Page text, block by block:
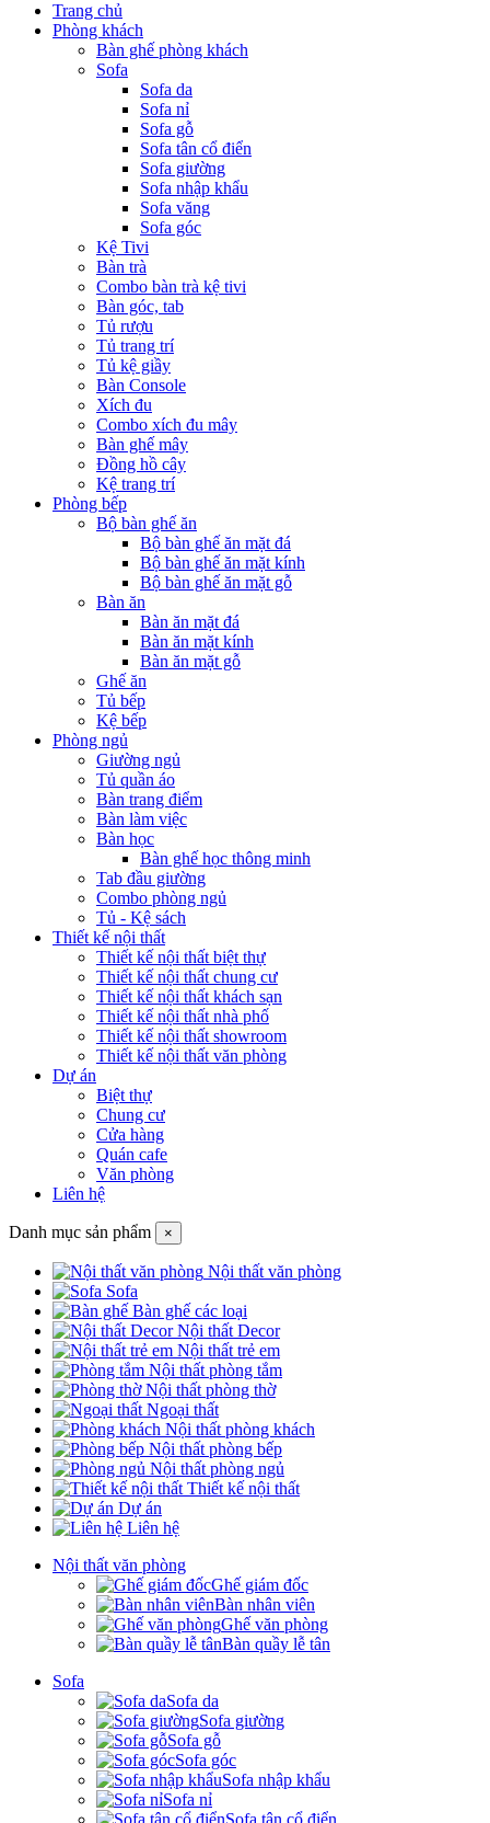
Trang chủ
Phòng khách
Bàn ghế phòng khách
Sofa
Sofa da
Sofa nỉ
Sofa gỗ
Sofa tân cổ điển
Sofa giường
Sofa nhập khẩu
Sofa văng
Sofa góc
Kệ Tivi
Bàn trà
Combo bàn trà kệ tivi
Bàn góc, tab
Tủ rượu
Tủ trang trí
Tủ kệ giầy
Bàn Console
Xích đu
Combo xích đu mây
Bàn ghế mây
Đồng hồ cây
Kệ trang trí
Phòng bếp
Bộ bàn ghế ăn
Bộ bàn ghế ăn mặt đá
Bộ bàn ghế ăn mặt kính
Bộ bàn ghế ăn mặt gỗ
Bàn ăn
Bàn ăn mặt đá
Bàn ăn mặt kính
Bàn ăn mặt gỗ
Ghế ăn
Tủ bếp
Kệ bếp
Phòng ngủ
Giường ngủ
Tủ quần áo
Bàn trang điểm
Bàn làm việc
Bàn học
Bàn ghế học thông minh
Tab đầu giường
Combo phòng ngủ
Tủ - Kệ sách
Thiết kế nội thất
Thiết kế nội thất biệt thự
Thiết kế nội thất chung cư
Thiết kế nội thất khách sạn
Thiết kế nội thất nhà phố
Thiết kế nội thất showroom
Thiết kế nội thất văn phòng
Dự án
Biệt thự
Chung cư
Cửa hàng
Quán cafe
Văn phòng
Liên hệ
Danh mục sản phẩm ×
Nội thất văn phòng
Sofa
Bàn ghế các loại
Nội thất Decor
Nội thất trẻ em
Nội thất phòng tắm
Nội thất phòng thờ
Ngoại thất
Nội thất phòng khách
Nội thất phòng bếp
Nội thất phòng ngủ
Thiết kế nội thất
Dự án
Liên hệ
Nội thất văn phòng
Ghế giám đốc
Bàn nhân viên
Ghế văn phòng
Bàn quầy lễ tân
Sofa
Sofa da
Sofa giường
Sofa gỗ
Sofa góc
Sofa nhập khẩu
Sofa nỉ